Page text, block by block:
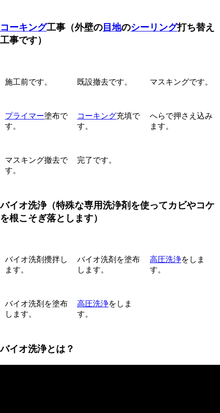
コーキング工事 （外壁の目地のシーリング打ち替え
工事です）
施工前です。 既設撤去です。 マスキングです。
プライマー塗布で
す。
コーキング充填で
す。
へらで押さえ込み
ます。
マスキング撤去で
す。
完了です。
バイオ洗浄（特殊な専用洗浄剤を使ってカビやコケ
を根こそぎ落とします）
バイオ洗剤攪拌し
ます。
バイオ洗剤を塗布
します。
高圧洗浄をしま
す。
バイオ洗剤を塗布
します。
高圧洗浄をしま
す。
バイオ洗浄とは？